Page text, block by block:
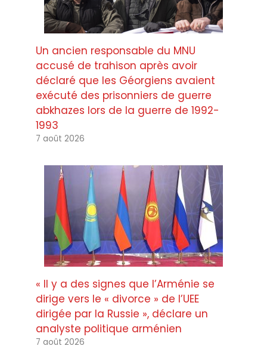
Un ancien responsable du MNU
accusé de trahison après avoir
déclaré que les Géorgiens avaient
exécuté des prisonniers de guerre
abkhazes lors de la guerre de 1992-
1993
7 août 2026
« Il y a des signes que l’Arménie se
dirige vers le « divorce » de l’UEE
dirigée par la Russie », déclare un
analyste politique arménien
7 août 2026